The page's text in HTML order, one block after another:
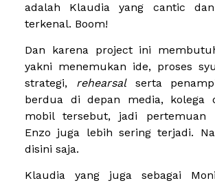
adalah Klaudia yang cantic
terkenal. Boom!
Dan karena project ini
yakni menemukan ide, proses
strategi, rehearsalserta
berdua di depan media, kolega
mobil tersebut, jadi pertemuan
Enzo juga lebih sering terjadi.
disini saja.
Klaudia yang juga sebagai